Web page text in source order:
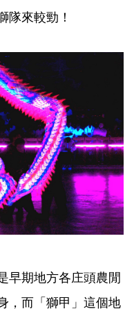
隊來較勁！
期地方各庄頭農閒
，而「獅甲」這個地